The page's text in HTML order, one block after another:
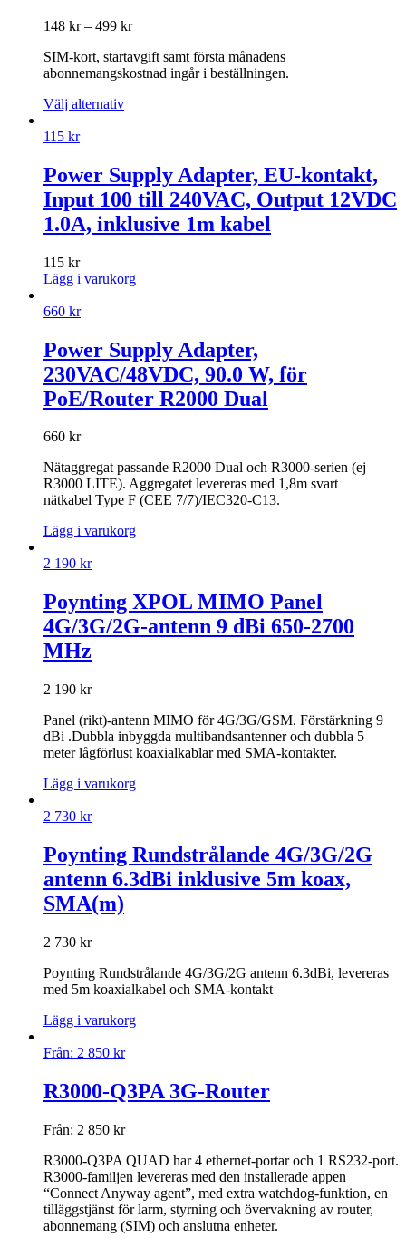
148 kr– 499 kr
SIM-kort, startavgift samt första månadens
abonnemangskostnad ingår i beställningen.
Välj alternativ
115 kr
Power Supply Adapter, EU-kontakt,
Input 100 till 240VAC, Output 12VDC
1.0A, inklusive 1m kabel
115 kr
Lägg i varukorg
660 kr
Power Supply Adapter,
230VAC/48VDC, 90.0 W, för
PoE/Router R2000 Dual
660 kr
Nätaggregat passande R2000 Dual och R3000-serien (ej
R3000 LITE). Aggregatet levereras med 1,8m svart
nätkabel Type F (CEE 7/7)/IEC320-C13.
Lägg i varukorg
2 190 kr
Poynting XPOL MIMO Panel
4G/3G/2G-antenn 9 dBi 650-2700
MHz
2 190 kr
Panel (rikt)-antenn MIMO för 4G/3G/GSM. Förstärkning 9
dBi .Dubbla inbyggda multibandsantenner och dubbla 5
meter lågförlust koaxialkablar med SMA-kontakter.
Lägg i varukorg
2 730 kr
Poynting Rundstrålande 4G/3G/2G
antenn 6.3dBi inklusive 5m koax,
SMA(m)
2 730 kr
Poynting Rundstrålande 4G/3G/2G antenn 6.3dBi, levereras
med 5m koaxialkabel och SMA-kontakt
Lägg i varukorg
Från: 2 850 kr
R3000-Q3PA 3G-Router
Från: 2 850 kr
R3000-Q3PA QUAD har 4 ethernet-portar och 1 RS232-port.
R3000-familjen levereras med den installerade appen
“Connect Anyway agent”, med extra watchdog-funktion, en
tilläggstjänst för larm, styrning och övervakning av router,
abonnemang (SIM) och anslutna enheter.